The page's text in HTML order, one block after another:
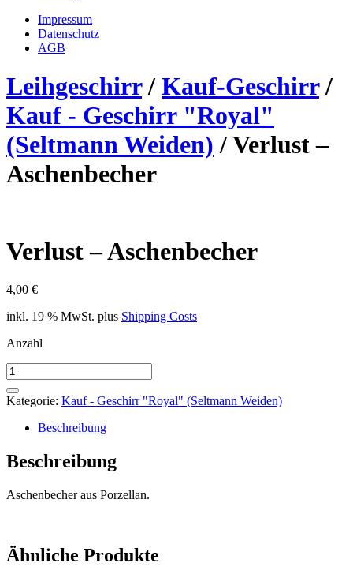
Impressum
Datenschutz
AGB
Leihgeschirr / Kauf-Geschirr /
Kauf - Geschirr "Royal"
(Seltmann Weiden) /Verlust –
Aschenbecher
Verlust – Aschenbecher
4,00 €
inkl. 19 % MwSt. plus Shipping Costs
Anzahl
Verlust
-
Aschenbecher
Menge
Kategorie: Kauf - Geschirr "Royal" (Seltmann Weiden)
Beschreibung
Beschreibung
Aschenbecher aus Porzellan.
Ähnliche Produkte